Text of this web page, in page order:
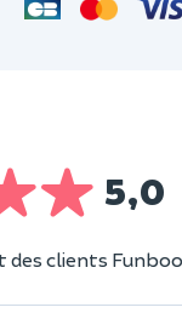
5,0
des clients